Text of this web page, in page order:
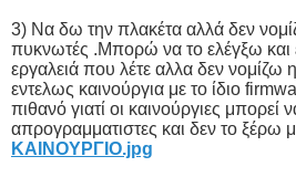
3) Να δω την πλακέτα αλλά δεν
πυκνωτές .Μπορώ να το ελέγξω
εργαλειά που λέτε αλλα δεν νομίζω
εντελως καινούργια με το ίδιο
πιθανό γιατί οι καινούργιες μπορεί
απρογραμματιστες και δεν το ξέρω
ΚΑΙΝΟΥΡΓΙO.jpg